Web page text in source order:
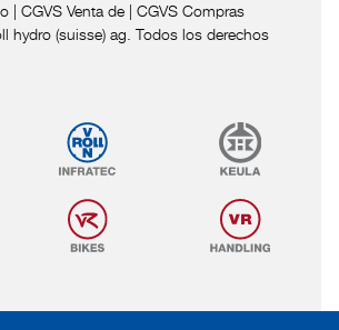
| CGVS Venta de | CGVS Compras
hydro (suisse) ag. Todos los derechos